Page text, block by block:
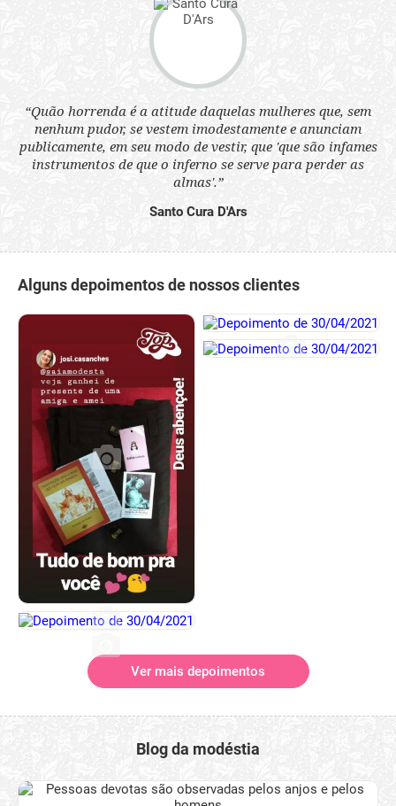
“Quão horrenda é a atitude daquelas mulheres que, sem
nenhum pudor, se vestem imodestamente e anunciam
publicamente, em seu modo de vestir, que 'que são infames
instrumentos de que o inferno se serve para perder as
almas'.”
Santo Cura D'Ars
Alguns depoimentos de nossos clientes
Ver mais depoimentos
Blog da modéstia